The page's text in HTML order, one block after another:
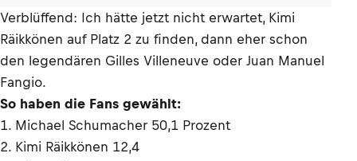
Verblüffend: Ich hätte jetzt nicht erwartet, Kimi
Räikkönen auf Platz 2 zu finden, dann eher schon
den legendären Gilles Villeneuve oder Juan Manuel
Fangio.
So haben die Fans gewählt:
1. Michael Schumacher 50,1 Prozent
2. Kimi Räikkönen 12,4